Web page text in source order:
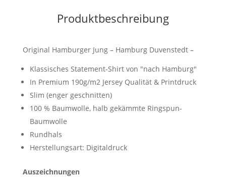
Produktbeschreibung
Original Hamburger Jung – Hamburg Duvenstedt –
Klassisches Statement-Shirt von "nach Hamburg"
In Premium 190g/m2 Jersey Qualität & Printdruck
Slim (enger geschnitten)
100 % Baumwolle, halb gekämmte Ringspun-
Baumwolle
Rundhals
Herstellungsart: Digitaldruck
Auszeichnungen